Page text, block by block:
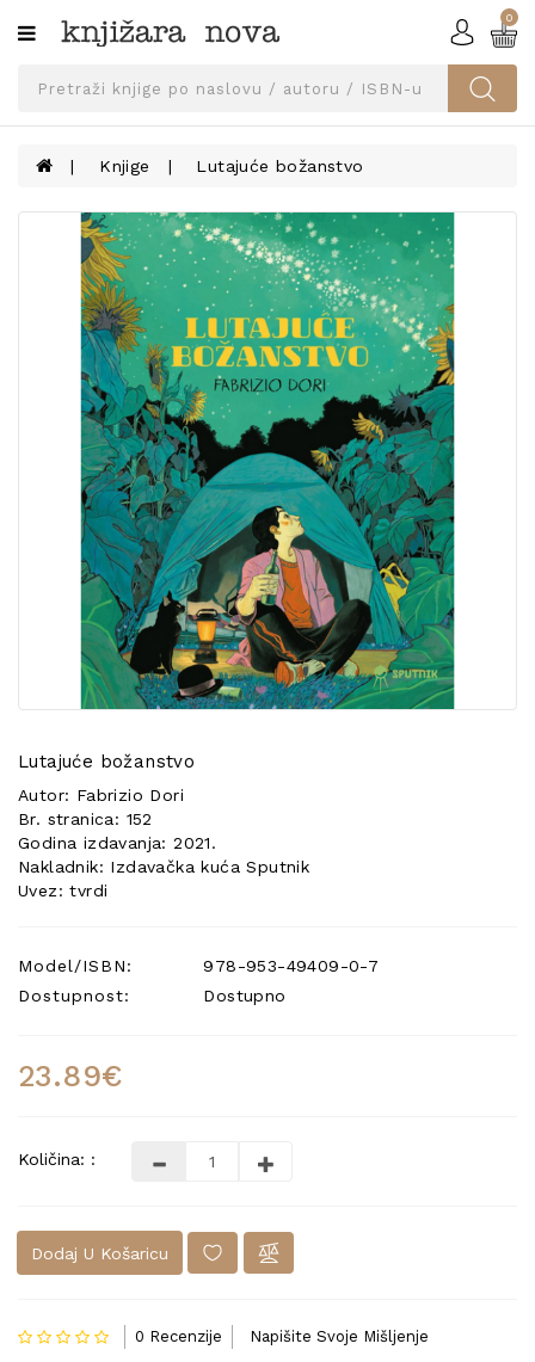
Kategorije
SVEUČILIŠNA
UDŽBENICI
KNJIGE
PRIBOR
OPREMA
UDŽBENIKE!
KONTAKT
POSEBNA
PONUDA
0
Knjige Lutajuće božanstvo
Lutajuće božanstvo
Autor: Fabrizio Dori
Br. stranica: 152
Godina izdavanja: 2021.
Nakladnik: Izdavačka kuća Sputnik
Uvez: tvrdi
Model/ISBN:
978-953-49409-0-7
Dostupnost:
Dostupno
23.89€
Količina: :
Dodaj U Košaricu
0 Recenzije Napišite Svoje Mišljenje